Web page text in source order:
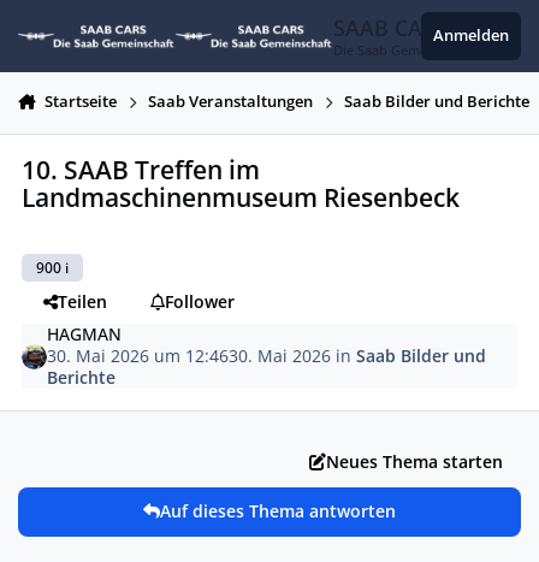
SAAB CARS
Die Saab Gemeinschaft
Anmelden
Startseite Saab Veranstaltungen Saab Bilder und Berichte
10. SAAB Treffen im
Landmaschinenmuseum Riesenbeck
900 i
Teilen
Follower
HAGMAN
30. Mai 2026 um 12:4630. Mai 2026 inSaab Bilder und
Berichte
Neues Thema starten
Auf dieses Thema antworten